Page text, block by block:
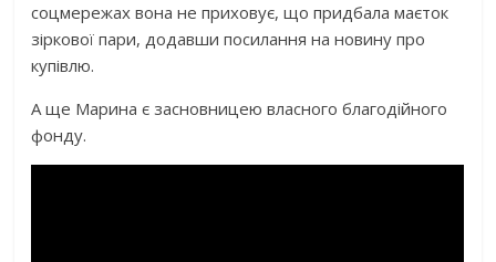
соцмережах вона не приховує, що придбала маєток
зіркової пари, додавши посилання на новину про
купівлю.
А ще Марина є засновницею власного благодійного
фонду.